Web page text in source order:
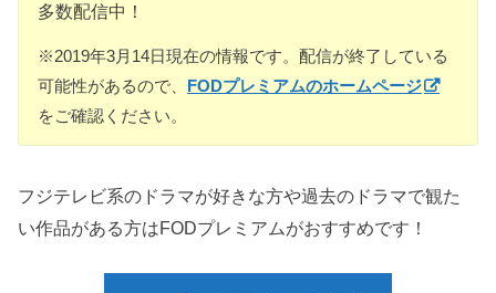
多数配信中！
※2019年3月14日現在の情報です。配信が終了している
可能性があるので、 FODプレミアムのホームページ
をご確認ください。
フジテレビ系のドラマが好きな方や過去のドラマで観た
い作品がある方はFODプレミアムがおすすめです！